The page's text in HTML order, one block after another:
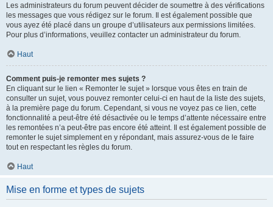
Les administrateurs du forum peuvent décider de soumettre à des vérifications
les messages que vous rédigez sur le forum. Il est également possible que
vous ayez été placé dans un groupe d’utilisateurs aux permissions limitées.
Pour plus d’informations, veuillez contacter un administrateur du forum.
Haut
Comment puis-je remonter mes sujets ?
En cliquant sur le lien « Remonter le sujet » lorsque vous êtes en train de
consulter un sujet, vous pouvez remonter celui-ci en haut de la liste des sujets,
à la première page du forum. Cependant, si vous ne voyez pas ce lien, cette
fonctionnalité a peut-être été désactivée ou le temps d’attente nécessaire entre
les remontées n’a peut-être pas encore été atteint. Il est également possible de
remonter le sujet simplement en y répondant, mais assurez-vous de le faire
tout en respectant les règles du forum.
Haut
Mise en forme et types de sujets